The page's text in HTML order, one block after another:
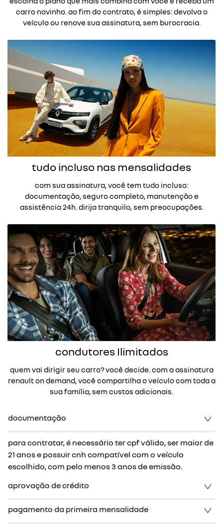
carro novinho. ao fim do contrato, é simples: devolva o
veículo ou renove sua assinatura, sem burocracia.
tudo incluso nas mensalidades
com sua assinatura, você tem tudo incluso:
documentação, seguro completo, manutenção e
assistência 24h. dirija tranquilo, sem preocupações.
condutores Ilimitados
quem vai dirigir seu carro? você decide. com a assinatura
renault on demand, você compartilha o veículo com toda a
sua família, sem custos adicionais.
documentação
para contratar, é necessário ter cpf válido, ser maior de
21 anos e possuir cnh compatível com o veículo
escolhido, com pelo menos 3 anos de emissão.
aprovação de crédito
pagamento da primeira mensalidade